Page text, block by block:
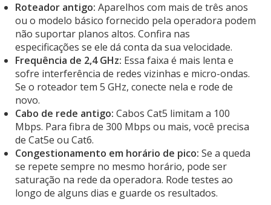
Roteador antigo: Aparelhos com mais de três anos
ou o modelo básico fornecido pela operadora podem
não suportar planos altos. Confira nas
especificações se ele dá conta da sua velocidade.
Frequência de 2,4 GHz: Essa faixa é mais lenta e
sofre interferência de redes vizinhas e micro-ondas.
Se o roteador tem 5 GHz, conecte nela e rode de
novo.
Cabo de rede antigo: Cabos Cat5 limitam a 100
Mbps. Para fibra de 300 Mbps ou mais, você precisa
de Cat5e ou Cat6.
Congestionamento em horário de pico: Se a queda
se repete sempre no mesmo horário, pode ser
saturação na rede da operadora. Rode testes ao
longo de alguns dias e guarde os resultados.